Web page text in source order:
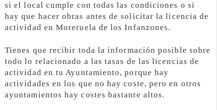
si el local cumple con todas las condiciones o si
hay que hacer obras antes de solicitar la licencia de
actividad en Moreruela de los Infanzones.
Tienes que recibir toda la información posible sobre
todo lo relacionado a las tasas de las licencias de
actividad en tu Ayuntamiento, porque hay
actividades en los que no hay coste, pero en otros
ayuntamientos hay costes bastante altos.